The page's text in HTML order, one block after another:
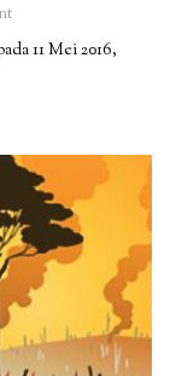
11 Mei 2016,